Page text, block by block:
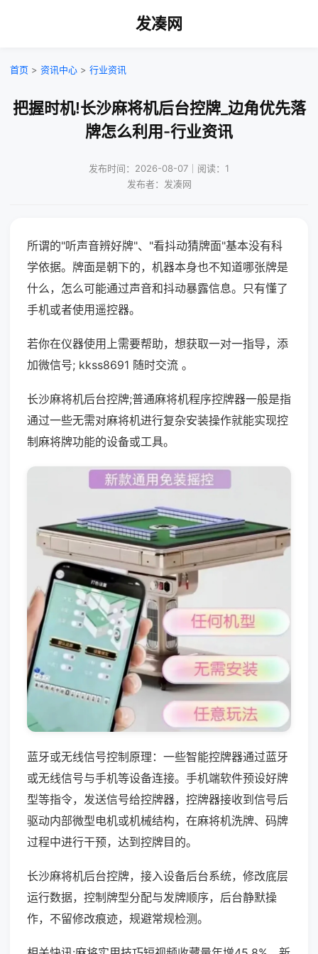
发凑网
首页 > 资讯中心 > 行业资讯
把握时机!长沙麻将机后台控牌_边角优先落
牌怎么利用-行业资讯
发布时间：2026-08-07｜阅读：1
发布者：发凑网
所谓的"听声音辨好牌"、"看抖动猜牌面"基本没有科
学依据。牌面是朝下的，机器本身也不知道哪张牌是
什么，怎么可能通过声音和抖动暴露信息。只有懂了
手机或者使用遥控器。
若你在仪器使用上需要帮助，想获取一对一指导，添
加微信号; kkss8691 随时交流 。
长沙麻将机后台控牌;普通麻将机程序控牌器一般是指
通过一些无需对麻将机进行复杂安装操作就能实现控
制麻将牌功能的设备或工具。
蓝牙或无线信号控制原理：一些智能控牌器通过蓝牙
或无线信号与手机等设备连接。手机端软件预设好牌
型等指令，发送信号给控牌器，控牌器接收到信号后
驱动内部微型电机或机械结构，在麻将机洗牌、码牌
过程中进行干预，达到控牌目的。
长沙麻将机后台控牌，接入设备后台系统，修改底层
运行数据，控制牌型分配与发牌顺序，后台静默操
作，不留修改痕迹，规避常规检测。